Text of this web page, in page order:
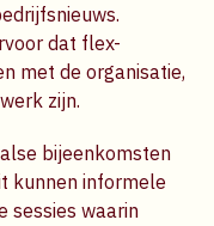
dat flex-
met de organisatie,
zijn.
bijeenkomsten
kunnen informele
sessies waarin